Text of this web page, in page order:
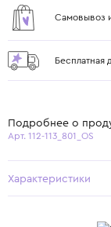
Самовывоз
Бесплатная
Подробнее о
Арт. 112-113_801_OS
Характеристики